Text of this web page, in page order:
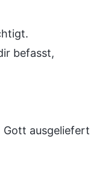
befasst,
Gott ausgeliefert